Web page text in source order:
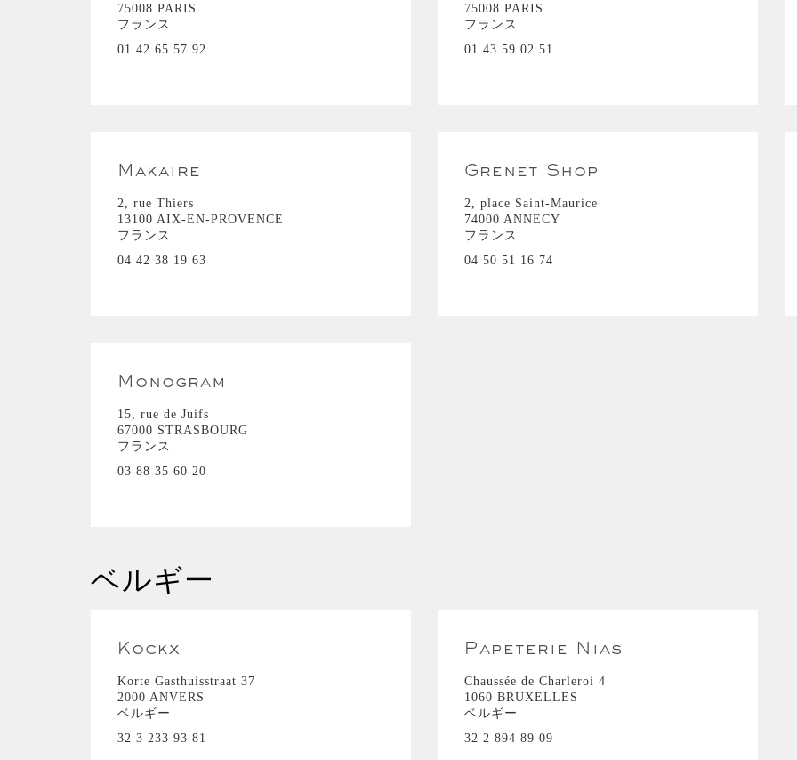
75008 PARIS
フランス
01 42 65 57 92
75008 PARIS
フランス
01 43 59 02 51
Makaire
2, rue Thiers
13100 AIX-EN-PROVENCE
フランス
04 42 38 19 63
Grenet Shop
2, place Saint-Maurice
74000 ANNECY
フランス
04 50 51 16 74
Monogram
15, rue de Juifs
67000 STRASBOURG
フランス
03 88 35 60 20
ベルギー
Kockx
Korte Gasthuisstraat 37
2000 ANVERS
ベルギー
32 3 233 93 81
Papeterie Nias
Chaussée de Charleroi 4
1060 BRUXELLES
ベルギー
32 2 894 89 09